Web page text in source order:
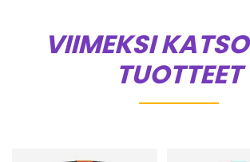
VIIMEKSI
TUOTTEET